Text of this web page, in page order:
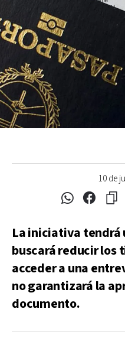
10 de
La iniciativa tendrá
buscará reducir los
acceder a una
no garantizará la
documento.